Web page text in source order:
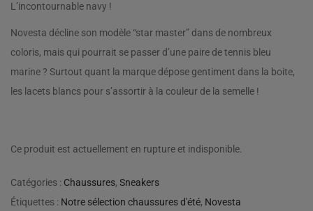
L’incontournable navy !
Novesta décline son modèle “star master” dans de nombreux
coloris, mais qui pourrait se passer d’une paire de tennis bleu
marine ? Surtout quant la marque dépose gentiment dans la boite,
les lacets blancs pour s’assortir à la couleur de la semelle !
Ce produit est actuellement en rupture et indisponible.
Catégories : Chaussures, Sneakers
Étiquettes : Notre sélection chaussures d'été, Novesta